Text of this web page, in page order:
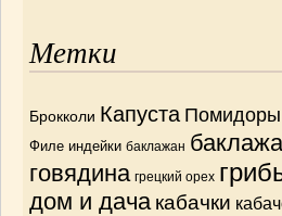
Метки
Брокколи Капуста Помидоры
Филе индейки баклажан
говядина грецкий орех
дом и дача кабачки